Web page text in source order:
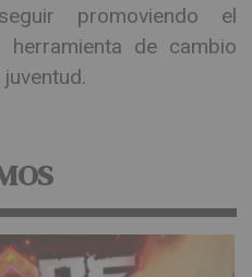
promoviendo el
de cambio